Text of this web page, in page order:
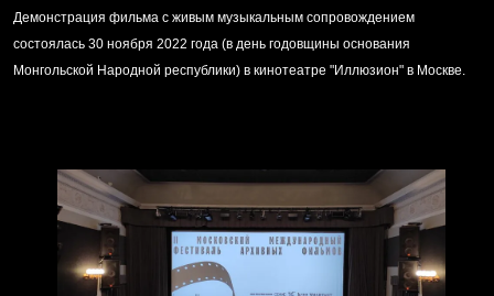
Демонстрация фильма с живым музыкальным сопровождением
состоялась 30 ноября 2022 года (в день годовщины основания
Монгольской Народной республики) в кинотеатре "Иллюзион" в Москве.